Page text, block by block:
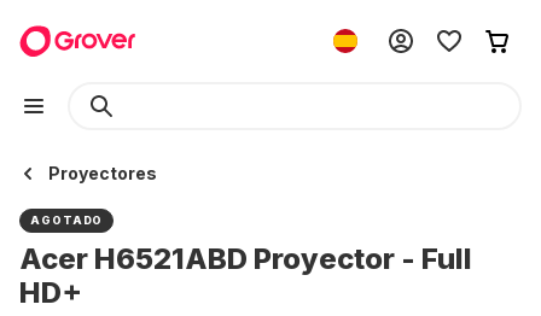
Proyectores
AGOTADO
Acer H6521ABD Proyector - Full
HD+